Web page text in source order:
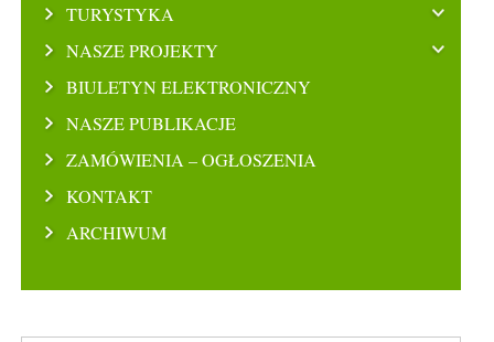
TURYSTYKA
NASZE PROJEKTY
BIULETYN ELEKTRONICZNY
NASZE PUBLIKACJE
ZAMÓWIENIA – OGŁOSZENIA
KONTAKT
ARCHIWUM